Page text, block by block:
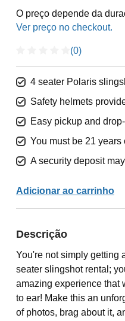
O preço depende da
(0)
4 seater Polaris
Safety helmets
Easy pickup and
You must be 21 years
A security deposit
Adicionar ao carrinho
Descrição
You're not simply getting
seater slingshot rental;
amazing experience that
to ear! Make this an
of photos, brag about it,